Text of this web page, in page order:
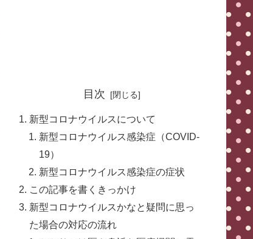
目次
新型コロナウイルスについて
新型コロナウイルス感染症（COVID-
19）
新型コロナウイルス感染症の症状
この記事を書くきっかけ
新型コロナウイルスかなと疑問に思っ
た場合の対応の流れ